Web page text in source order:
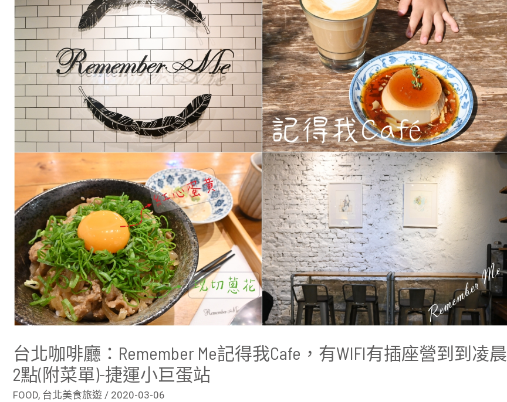
台北咖啡廳：Remember Me記得我Cafe，有WIFI有插座營到到凌晨
2點(附菜單)-捷運小巨蛋站
FOOD, 台北美食旅遊 / 2020-03-06
廳：
Remember
Me
記
得
我
有
插
座
營
到
晨
點
(附
菜
單)-
捷
運
小
巨
蛋
站